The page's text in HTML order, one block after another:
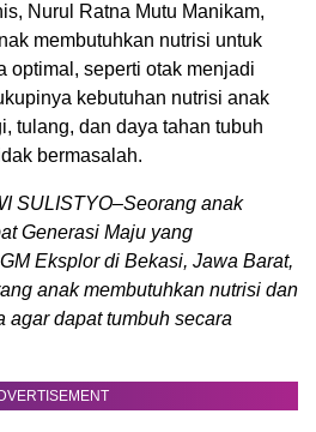
Nurul Ratna Mutu Manikam,
membutuhkan nutrisi untuk
optimal, seperti otak menjadi
kebutuhan nutrisi anak
tulang, dan daya tahan tubuh
bermasalah.
SULISTYO–Seorang anak
Generasi Maju yang
Eksplor di Bekasi, Jawa Barat,
anak membutuhkan nutrisi dan
agar dapat tumbuh secara